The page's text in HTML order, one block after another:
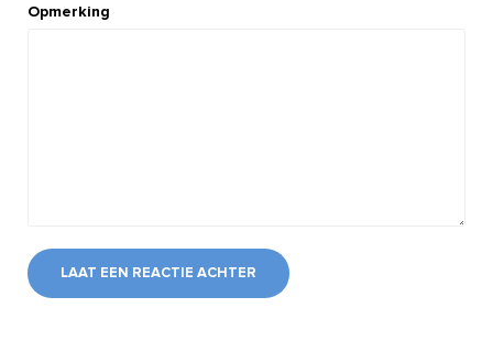
Opmerking
LAAT EEN REACTIE ACHTER